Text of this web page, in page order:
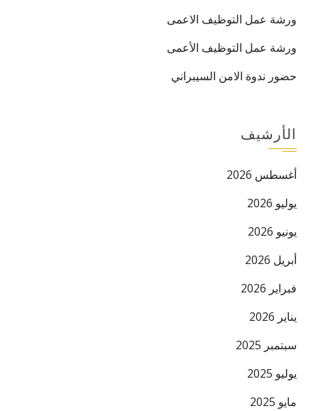
ورشة عمل التوظيف الاعمى
ورشة عمل التوظيف الأعمى
حضور ندوة الامن السيبراني
الأرشيف
أغسطس 2026
يوليو 2026
يونيو 2026
أبريل 2026
فبراير 2026
يناير 2026
سبتمبر 2025
يوليو 2025
مايو 2025